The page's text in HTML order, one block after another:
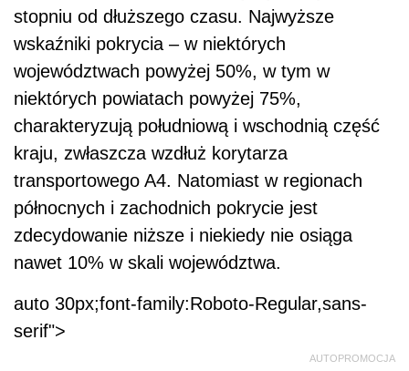
stopniu od dłuższego czasu. Najwyższe
wskaźniki pokrycia – w niektórych
województwach powyżej 50%, w tym w
niektórych powiatach powyżej 75%,
charakteryzują południową i wschodnią część
kraju, zwłaszcza wzdłuż korytarza
transportowego A4. Natomiast w regionach
północnych i zachodnich pokrycie jest
zdecydowanie niższe i niekiedy nie osiąga
nawet 10% w skali województwa.
auto 30px;font-family:Roboto-Regular,sans-
serif">
AUTOPROMOCJA